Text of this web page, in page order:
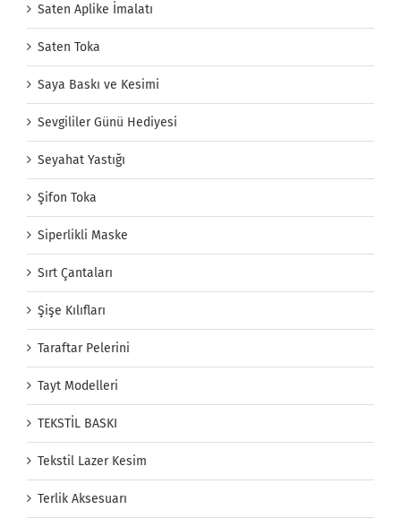
Saten Aplike İmalatı
Saten Toka
Saya Baskı ve Kesimi
Sevgililer Günü Hediyesi
Seyahat Yastığı
Şifon Toka
Siperlikli Maske
Sırt Çantaları
Şişe Kılıfları
Taraftar Pelerini
Tayt Modelleri
TEKSTİL BASKI
Tekstil Lazer Kesim
Terlik Aksesuarı